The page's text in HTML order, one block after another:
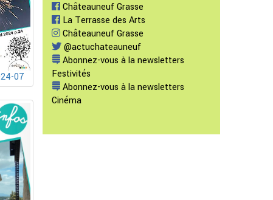
07
Châteauneuf Grasse
La Terrasse des Arts
Châteauneuf Grasse
@actuchateauneuf
Abonnez-vous à la newsletters
Festivités
Abonnez-vous à la newsletters
Cinéma